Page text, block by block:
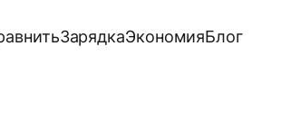
ЗарядкаЭкономияБлог